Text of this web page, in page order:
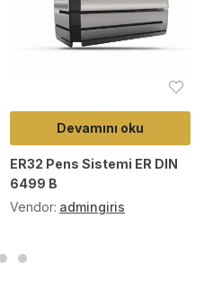
Devamını oku
ER32 Pens Sistemi ER DIN
6499 B
Vendor: admingiris